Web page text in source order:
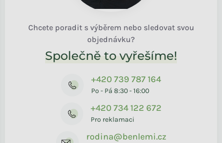
Chcete poradit s výběrem nebo sledovat svou
objednávku?
Společně to vyřešíme!
+420 739 787 164
Po - Pá 8:30 - 16:00
+420 734 122 672
Pro reklamaci
rodina@benlemi.cz